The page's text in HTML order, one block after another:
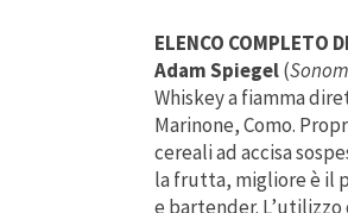
ELENCO COMPLETO
Adam Spiegel(
Whiskey a fiamma
Marinone, Como.
cereali ad accisa
la frutta, migliore è il
e bartender.